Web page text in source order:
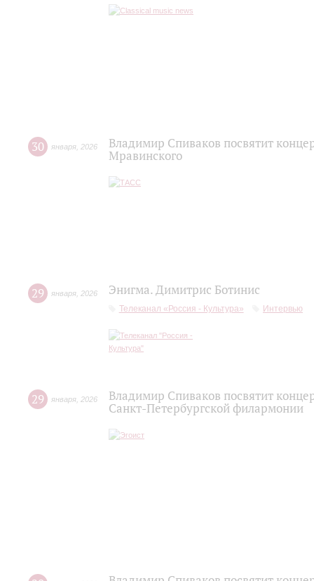
30 января 2026
Владимир Спиваков посвятит
Мравинского
29 января 2026 Энигма. Димитрис Ботинис
Телеканал «Россия - Культура» Интервью
29 января 2026
Владимир Спиваков посвятит
Санкт-Петербургской филармонии